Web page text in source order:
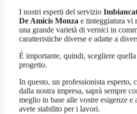
I nostri esperti del servizio
De Amicis Monza e tinteggiatura vi
una grande varietà di vernici in
caratteristiche diverse e adatte a
É importante, quindi, scegliere
progetto.
In questo, un professionista esperto,
dalla nostra impresa, saprà sempre
meglio in base alle vostre esigenze e
avete stabilito per i lavori.